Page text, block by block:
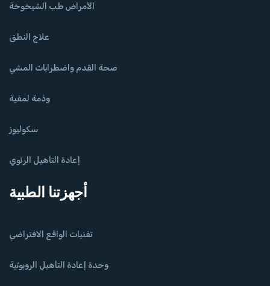
الأمراض طب الشيخوخة
علاج النطق
صحة القدم واضطرابات المشي
وذمة لمفية
سكوليوز
إعادة التأهيل الرئوي
أجهزتنا الطبية
تقنيات الواقع الافتراضي
وحدة إعادة التأهيل الروبوتية